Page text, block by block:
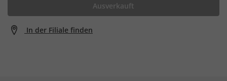
Ausverkauft
In der Filiale finden